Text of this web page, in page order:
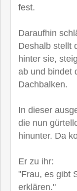
fest.
Daraufhin
Deshalb stellt
hinter sie,
ab und bindet
Dachbalken.
In dieser
die nun
hinunter. Da
Er zu ihr:
"Frau, es gibt
erklären."